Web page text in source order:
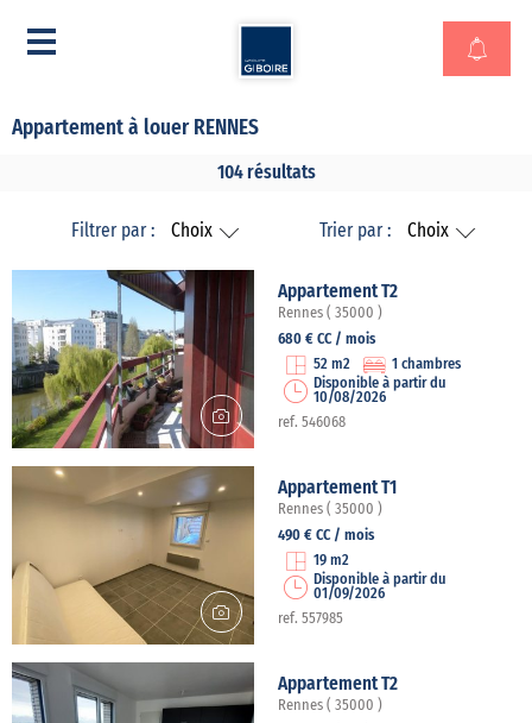
Appartement à louer RENNES
104 résultats
Filtrer par : Choix Trier par : Choix
Appartement T2
Rennes ( 35000 )
680 € CC / mois
52 m2
1 chambres
Disponible à partir du
10/08/2026
ref. 546068
Appartement T1
Rennes ( 35000 )
490 € CC / mois
19 m2
Disponible à partir du
01/09/2026
ref. 557985
Appartement T2
Rennes ( 35000 )